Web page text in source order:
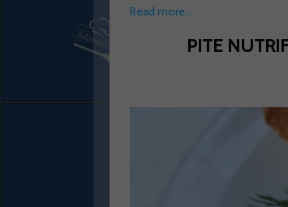
Read more…
PITE